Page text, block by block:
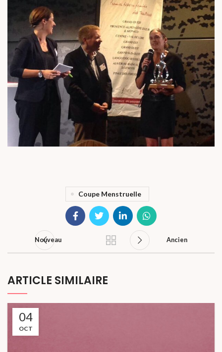
Coupe Menstruelle
Nouveau Ancien
ARTICLE SIMILAIRE
04
OCT